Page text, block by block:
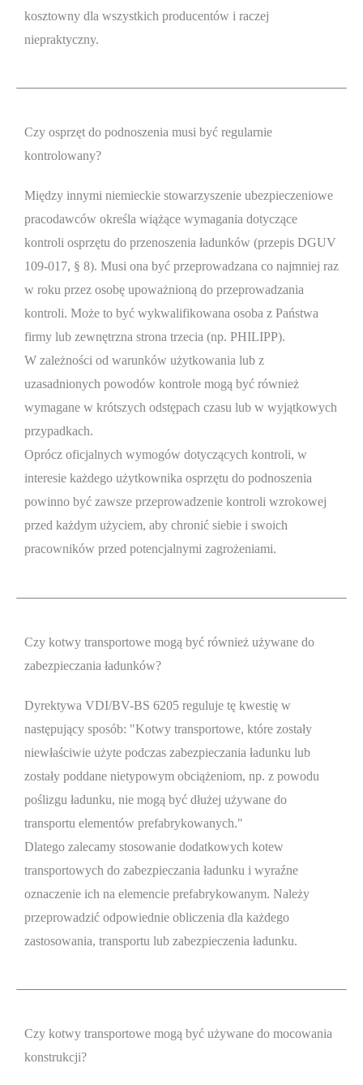
kosztowny dla wszystkich producentów i raczej
niepraktyczny.
Czy osprzęt do podnoszenia musi być regularnie
kontrolowany?
Między innymi niemieckie stowarzyszenie ubezpieczeniowe
pracodawców określa wiążące wymagania dotyczące
kontroli osprzętu do przenoszenia ładunków (przepis DGUV
109-017, § 8). Musi ona być przeprowadzana co najmniej raz
w roku przez osobę upoważnioną do przeprowadzania
kontroli. Może to być wykwalifikowana osoba z Państwa
firmy lub zewnętrzna strona trzecia (np. PHILIPP).
W zależności od warunków użytkowania lub z
uzasadnionych powodów kontrole mogą być również
wymagane w krótszych odstępach czasu lub w wyjątkowych
przypadkach.
Oprócz oficjalnych wymogów dotyczących kontroli, w
interesie każdego użytkownika osprzętu do podnoszenia
powinno być zawsze przeprowadzenie kontroli wzrokowej
przed każdym użyciem, aby chronić siebie i swoich
pracowników przed potencjalnymi zagrożeniami.
Czy kotwy transportowe mogą być również używane do
zabezpieczania ładunków?
Dyrektywa VDI/BV-BS 6205 reguluje tę kwestię w
następujący sposób: "Kotwy transportowe, które zostały
niewłaściwie użyte podczas zabezpieczania ładunku lub
zostały poddane nietypowym obciążeniom, np. z powodu
poślizgu ładunku, nie mogą być dłużej używane do
transportu elementów prefabrykowanych."
Dlatego zalecamy stosowanie dodatkowych kotew
transportowych do zabezpieczania ładunku i wyraźne
oznaczenie ich na elemencie prefabrykowanym. Należy
przeprowadzić odpowiednie obliczenia dla każdego
zastosowania, transportu lub zabezpieczenia ładunku.
Czy kotwy transportowe mogą być używane do mocowania
konstrukcji?